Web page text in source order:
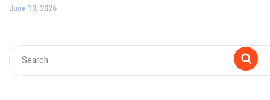
June 13, 2026